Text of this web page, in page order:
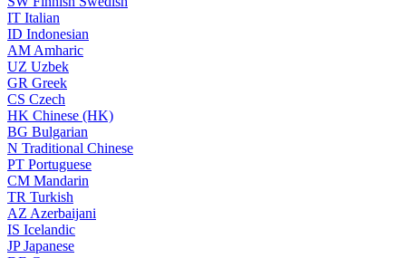
IT Italian
ID Indonesian
AM Amharic
UZ Uzbek
GR Greek
CS Czech
HK Chinese (HK)
BG Bulgarian
N Traditional Chinese
PT Portuguese
CM Mandarin
TR Turkish
AZ Azerbaijani
IS Icelandic
JPJapanese